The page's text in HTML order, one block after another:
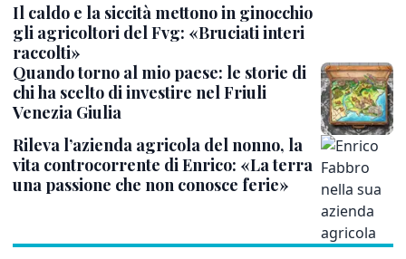
Il caldo e la siccità mettono in ginocchio
gli agricoltori del Fvg: «Bruciati interi
raccolti»
Quando torno al mio paese: le storie di
chi ha scelto di investire nel Friuli
Venezia Giulia
Rileva l’azienda agricola del nonno, la
vita controcorrente di Enrico: «La terra
una passione che non conosce ferie»